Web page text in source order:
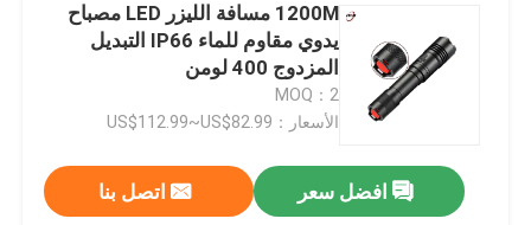
المنتجات
1200M مسافة الليزر LED مصباح
يدوي مقاوم للماء IP66 التبديل
المزدوج 400 لومن
MOQ：2
الأسعار：US$112.99~US$82.99
افضل سعر اتصل بنا